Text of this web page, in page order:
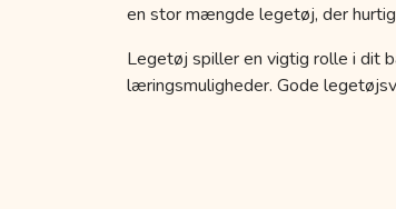
en stor mængde legetøj, der
Legetøj spiller en vigtig rolle i dit
læringsmuligheder. Gode